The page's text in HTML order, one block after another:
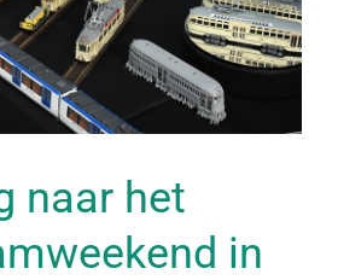
naar het
in